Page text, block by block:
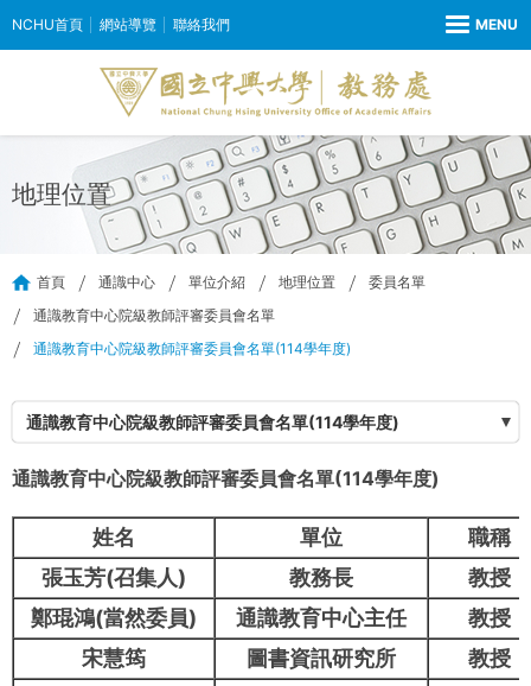
NCHU首頁 網站導覽 聯絡我們
地理位置
首頁 通識中心 單位介紹 地理位置
委員名單
通識教育中心院級教師評審委員會名單
通識教育中心院級教師評審委員會名單(114學年度)
通識教育中心院級教師評審委員會名單(114學年度)
通識教育中心院級教師評審委員會名單(114學年度)
姓名 單位
職稱
張玉芳(召集人)
教務長
教授
鄭琨鴻(當然委員)
通識教育中心主任
教授
宋慧筠
圖書資訊研究所
教授